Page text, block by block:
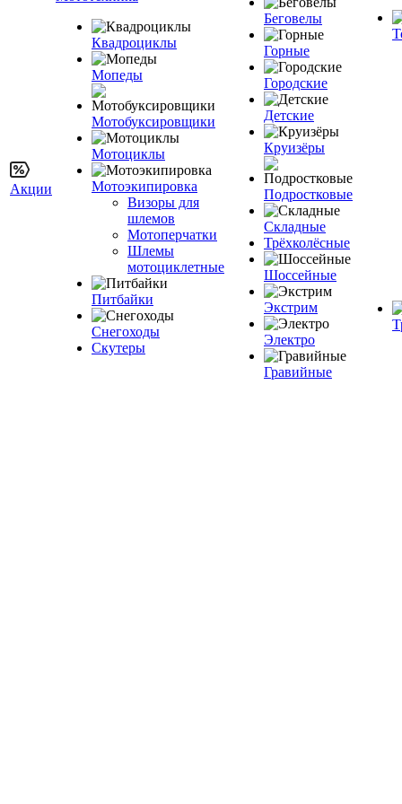
Акции
Квадроциклы
Мопеды
Мотобуксировщики
Мотоциклы
Мотоэкипировка
Визоры для
шлемов
Мотоперчатки
Шлемы
мотоциклетные
Питбайки
Снегоходы
Скутеры
Беговелы
Горные
Городские
Детские
Круизёры
Подростковые
Складные
Трёхколёсные
Шоссейные
Экстрим
Электро
Гравийные